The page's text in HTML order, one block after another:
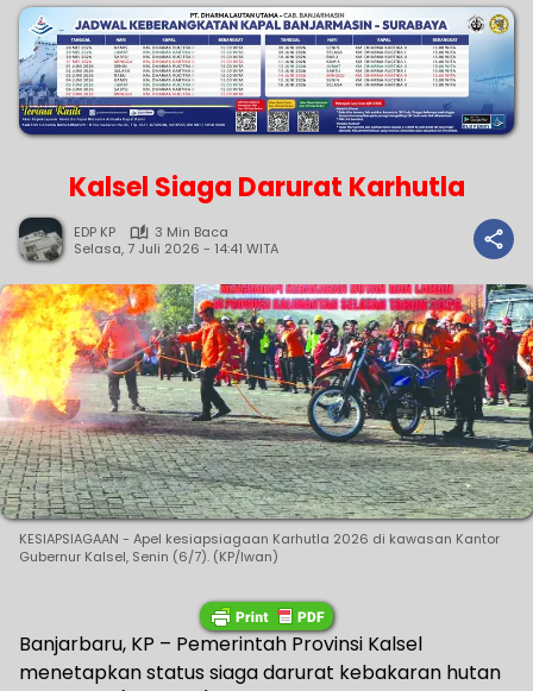
Kalsel Siaga Darurat Karhutla
EDP KP
3 Min Baca
Selasa, 7 Juli 2026 - 14:41 WITA
KESIAPSIAGAAN - Apel kesiapsiagaan Karhutla 2026 di kawasan Kantor
Gubernur Kalsel, Senin (6/7). (KP/Iwan)
Banjarbaru, KP – Pemerintah Provinsi Kalsel
menetapkan status siaga darurat kebakaran hutan